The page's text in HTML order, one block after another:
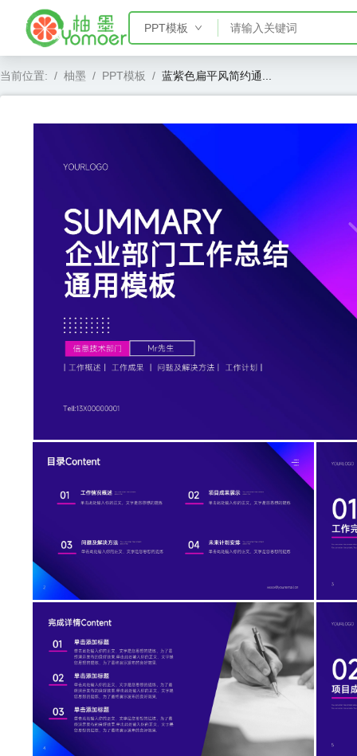
PPT模板
AE模板
当前位置: / 柚墨 / PPT模板 / 蓝紫色扁平风简约通...